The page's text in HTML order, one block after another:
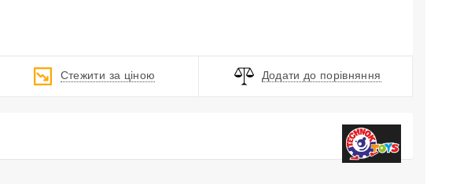
Стежити за ціною Додати до порівняння